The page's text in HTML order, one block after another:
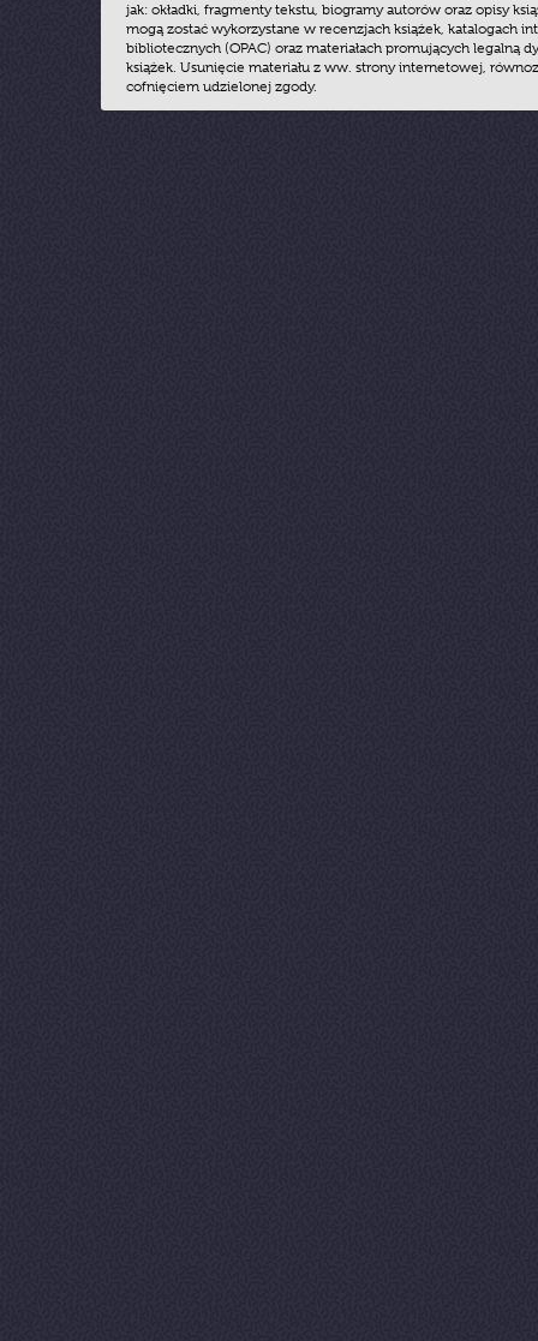
jak: okładki, fragmenty tekstu, biogramy autorów oraz opisy
mogą zostać wykorzystane w recenzjach książek, katalogach
bibliotecznych (OPAC) oraz materiałach promujących legalną
książek. Usunięcie materiału z ww. strony internetowej,
cofnięciem udzielonej zgody.